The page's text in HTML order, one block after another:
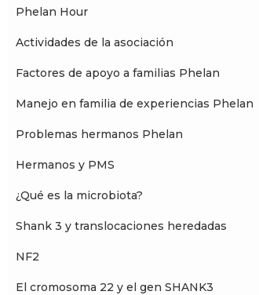
Phelan Hour
Actividades de la asociación
Factores de apoyo a familias Phelan
Manejo en familia de experiencias Phelan
Problemas hermanos Phelan
Hermanos y PMS
¿Qué es la microbiota?
Shank 3 y translocaciones heredadas
NF2
El cromosoma 22 y el gen SHANK3